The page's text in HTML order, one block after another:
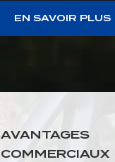
EN SAVOIR PLUS
AVANTAGES
COMMERCIAUX